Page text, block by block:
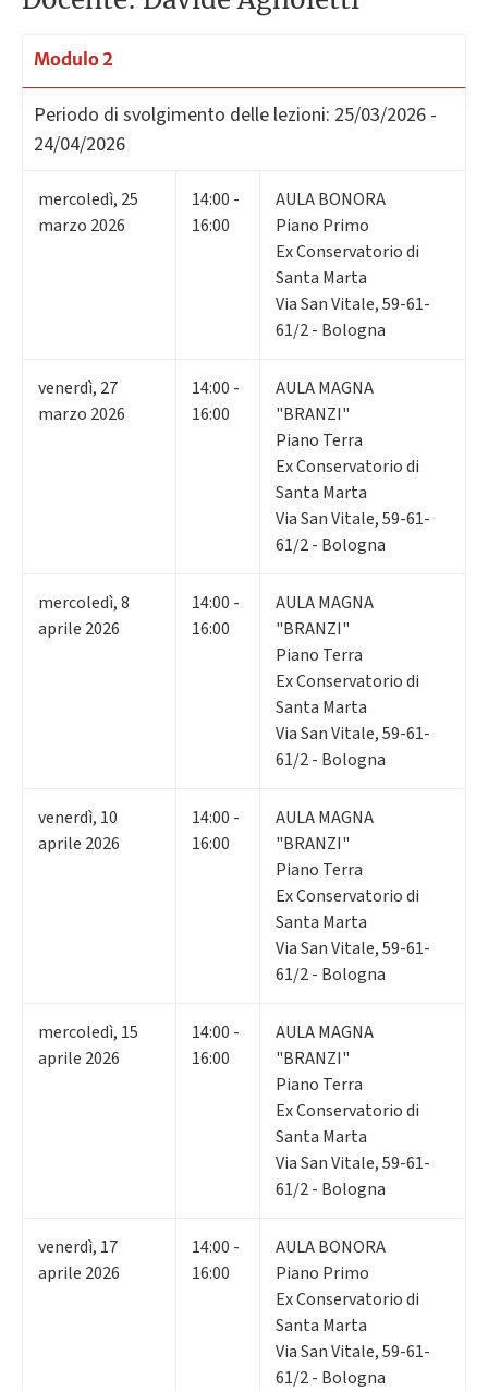
Modulo 2
Periodo di svolgimento delle lezioni: 25/03/2026 -
24/04/2026
mercoledì, 25
marzo 2026
14:00 -
16:00
AULA BONORA
Piano Primo
Ex Conservatorio di
Santa Marta
Via San Vitale, 59-61-
61/2 - Bologna
venerdì, 27
marzo 2026
14:00 -
16:00
AULA MAGNA
"BRANZI"
Piano Terra
Ex Conservatorio di
Santa Marta
Via San Vitale, 59-61-
61/2 - Bologna
mercoledì,8
aprile 2026
14:00 -
16:00
AULA MAGNA
"BRANZI"
Piano Terra
Ex Conservatorio di
Santa Marta
Via San Vitale, 59-61-
61/2 - Bologna
venerdì, 10
aprile 2026
14:00 -
16:00
AULA MAGNA
"BRANZI"
Piano Terra
Ex Conservatorio di
Santa Marta
Via San Vitale, 59-61-
61/2 - Bologna
mercoledì, 15
aprile 2026
14:00 -
16:00
AULA MAGNA
"BRANZI"
Piano Terra
Ex Conservatorio di
Santa Marta
Via San Vitale, 59-61-
61/2 - Bologna
venerdì, 17
aprile 2026
14:00 -
16:00
AULA BONORA
Piano Primo
Ex Conservatorio di
Santa Marta
Via San Vitale, 59-61-
61/2 - Bologna